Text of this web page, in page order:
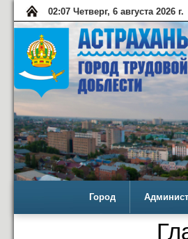
02:07 Четверг, 6 августа 2026 г.
Город